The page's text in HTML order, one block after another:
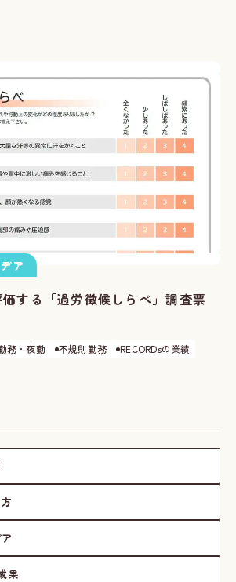
ア
する「過労徴候しらべ」調査票
務・夜勤 不規則勤務
RECORDsの業績
果